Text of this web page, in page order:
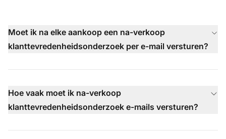
Moet ik na elke aankoop een na-verkoop
klanttevredenheidsonderzoek per e-mail versturen?
Hoe vaak moet ik na-verkoop
klanttevredenheidsonderzoek e-mails versturen?